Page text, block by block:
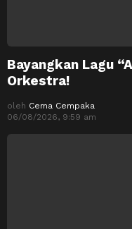
Bayangkan Lagu
Orkestra!
oleh Cema Cempaka
06/08/2026, 9:59 am